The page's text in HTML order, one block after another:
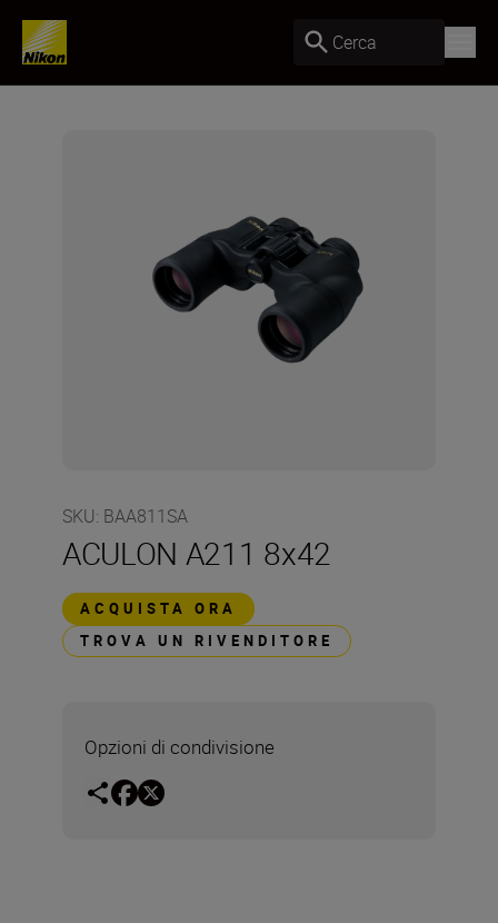
Cerca
SKU: BAA811SA
ACULON A211 8x42
ACQUISTA ORA
TROVA UN RIVENDITORE
Opzioni di condivisione